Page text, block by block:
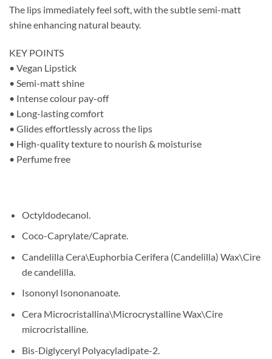
The lips immediately feel soft, with the subtle semi-matt
shine enhancing natural beauty.
KEY POINTS
• Vegan Lipstick
• Semi-matt shine
• Intense colour pay-off
• Long-lasting comfort
• Glides effortlessly across the lips
• High-quality texture to nourish & moisturise
• Perfume free
Octyldodecanol.
Coco-Caprylate/Caprate.
Candelilla Cera\Euphorbia Cerifera (Candelilla) Wax\Cire
de candelilla.
Isononyl Isononanoate.
Cera Microcristallina\Microcrystalline Wax\Cire
microcristalline.
Bis-Diglyceryl Polyacyladipate-2.